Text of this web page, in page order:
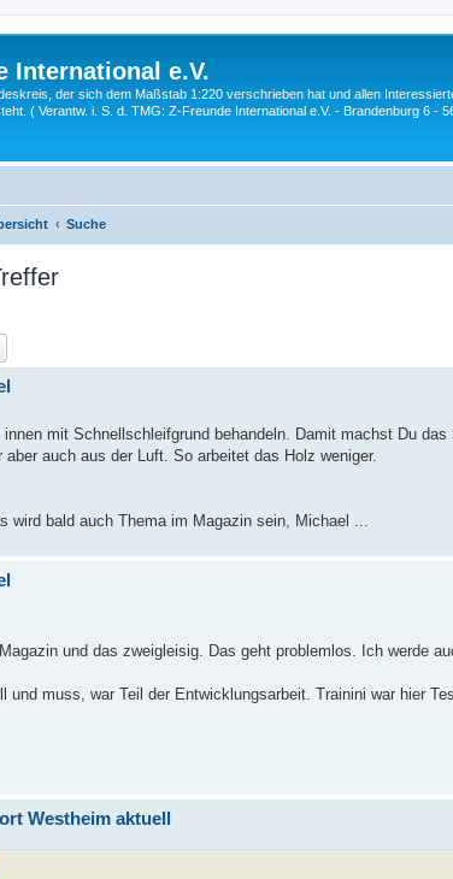
International e.V.
der sich dem Maßstab 1:220 verschrieben hat und allen
( Verantw. i. S. d. TMG: Z-Freunde International e.V. - Brandenburg 6 -
Suche
mit Schnellschleifgrund behandeln. Damit machst Du
auch aus der Luft. So arbeitet das Holz weniger.
wird bald auch Thema im Magazin sein, Michael ...
und das zweigleisig. Das geht problemlos. Ich werde
und muss, war Teil der Entwicklungsarbeit. Trainini war hier
Westheim aktuell